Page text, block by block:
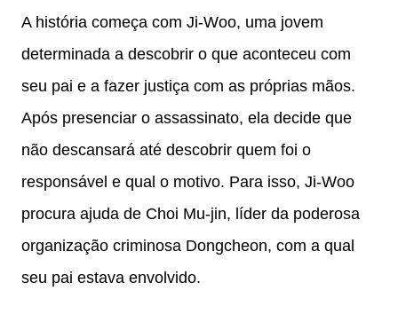
A história começa com Ji-Woo, uma jovem
determinada a descobrir o que aconteceu com
seu pai e a fazer justiça com as próprias mãos.
Após presenciar o assassinato, ela decide que
não descansará até descobrir quem foi o
responsável e qual o motivo. Para isso, Ji-Woo
procura ajuda de Choi Mu-jin, líder da poderosa
organização criminosa Dongcheon, com a qual
seu pai estava envolvido.